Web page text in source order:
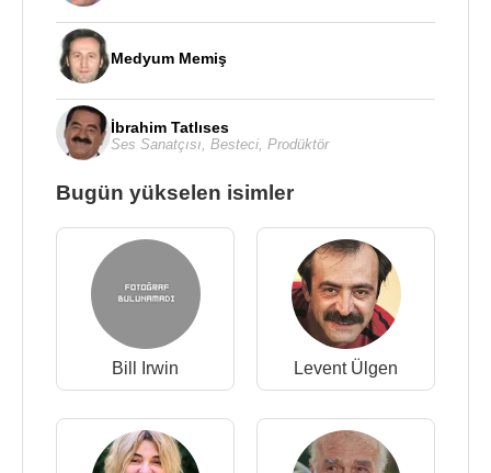
Medyum Memiş
İbrahim Tatlıses
Ses Sanatçısı Besteci Prodüktör
Bugün yükselen isimler
Bill Irwin Levent Ülgen